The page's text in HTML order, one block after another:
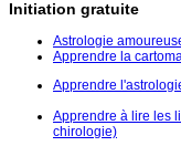
Initiation gratuite
Astrologie
Apprendre la
Apprendre
Apprendre à lire les
chirologie)